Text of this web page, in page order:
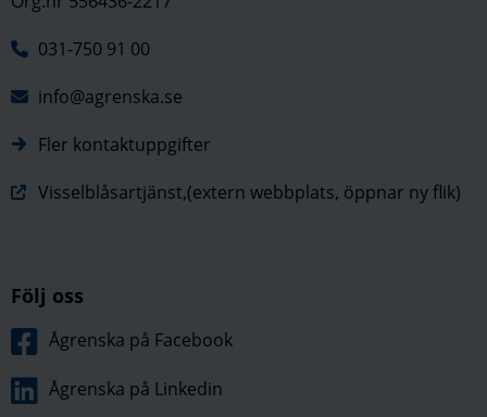
031-750 91 00
info@agrenska.se
Fler kontaktuppgifter
Visselblåsartjänst,(extern webbplats, öppnar ny flik)
Följ oss
Ågrenska på Facebook
Ågrenska på Linkedin